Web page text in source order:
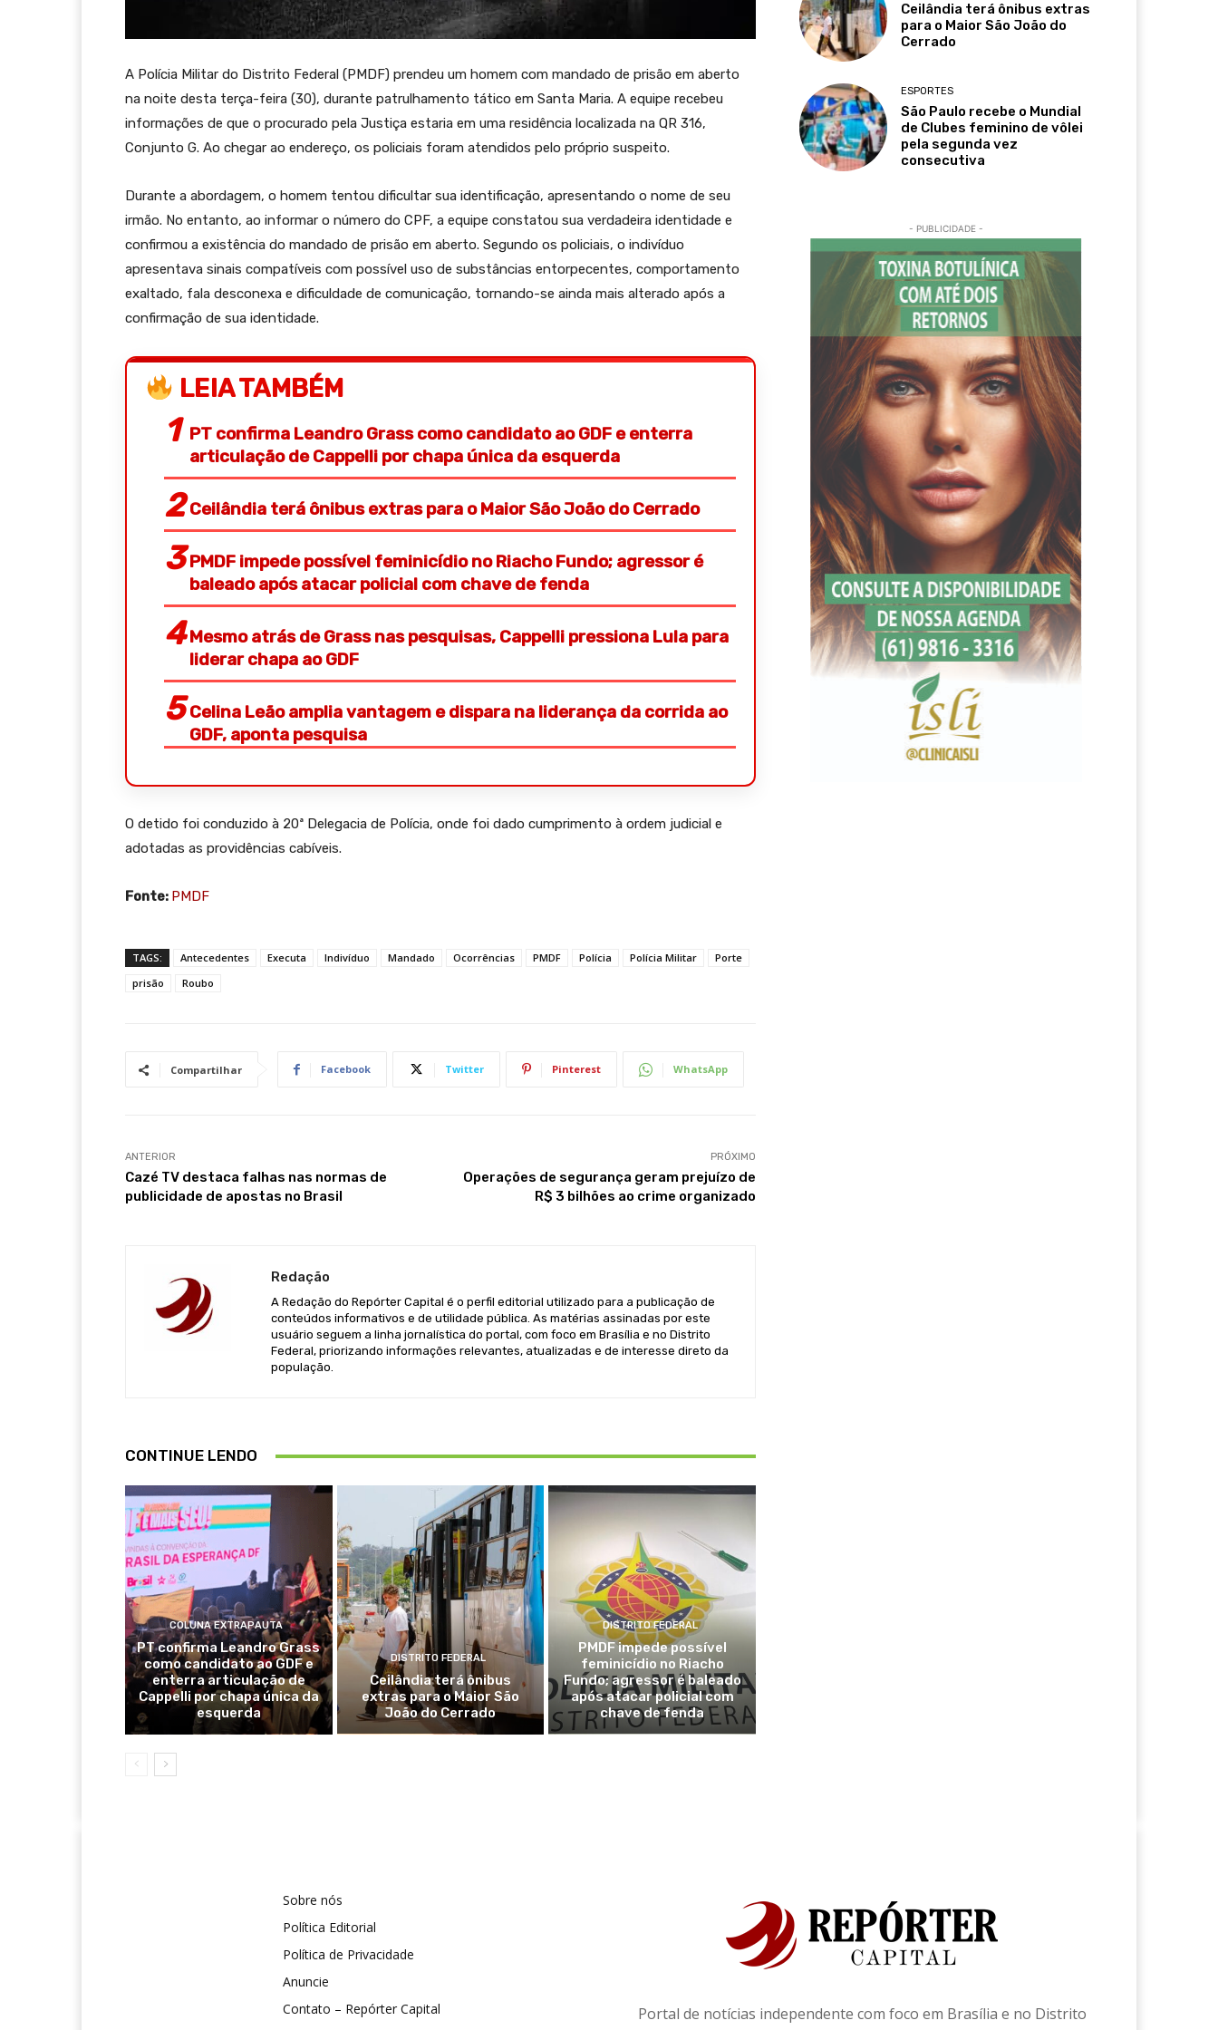
A Polícia Militar do Distrito Federal (PMDF) prendeu um homem com mandado de prisão em aberto
na noite desta terça-feira (30), durante patrulhamento tático em Santa Maria. A equipe recebeu
informações de que o procurado pela Justiça estaria em uma residência localizada na QR 316,
Conjunto G. Ao chegar ao endereço, os policiais foram atendidos pelo próprio suspeito.
Durante a abordagem, o homem tentou dificultar sua identificação, apresentando o nome de seu
irmão. No entanto, ao informar o número do CPF, a equipe constatou sua verdadeira identidade e
confirmou a existência do mandado de prisão em aberto. Segundo os policiais, o indivíduo
apresentava sinais compatíveis com possível uso de substâncias entorpecentes, comportamento
exaltado, fala desconexa e dificuldade de comunicação, tornando-se ainda mais alterado após a
confirmação de sua identidade.
LEIA TAMBÉM
PT confirma Leandro Grass como candidato ao GDF e enterra
articulação de Cappelli por chapa única da esquerda
Ceilândia terá ônibus extras para o Maior São João do Cerrado
PMDF impede possível feminicídio no Riacho Fundo; agressor é
baleado após atacar policial com chave de fenda
Mesmo atrás de Grass nas pesquisas, Cappelli pressiona Lula para
liderar chapa ao GDF
Celina Leão amplia vantagem e dispara na liderança da corrida ao
GDF, aponta pesquisa
O detido foi conduzido à 20ª Delegacia de Polícia, onde foi dado cumprimento à ordem judicial e
adotadas as providências cabíveis.
Fonte: PMDF
TAGS: Antecedentes Executa Indivíduo Mandado Ocorrências PMDF Polícia Polícia Militar
Porte
prisão
Roubo
Compartilhar Facebook Twitter Pinterest WhatsApp
ANTERIOR
Cazé TV destaca falhas nas normas de
publicidade de apostas no Brasil
PRÓXIMO
Operações de segurança geram prejuízo de
R$ 3 bilhões ao crime organizado
Redação
A Redação do Repórter Capital é o perfil editorial utilizado para a publicação de
conteúdos informativos e de utilidade pública. As matérias assinadas por este
usuário seguem a linha jornalística do portal, com foco em Brasília e no Distrito
Federal, priorizando informações relevantes, atualizadas e de interesse direto da
população.
CONTINUE LENDO
COLUNA EXTRAPAUTA
PT confirma Leandro Grass
como candidato ao GDF e
enterra articulação de
Cappelli por chapa única da
esquerda
DISTRITO FEDERAL
Ceilândia terá ônibus
extras para o Maior São
João do Cerrado
DISTRITO FEDERAL
PMDF impede possível
feminicídio no Riacho
Fundo; agressor é baleado
após atacar policial com
chave de fenda
Ceilândia terá ônibus extras
para o Maior São João do
Cerrado
ESPORTES
São Paulo recebe o Mundial
de Clubes feminino de vôlei
pela segunda vez
consecutiva
- PUBLICIDADE -
Sobre nós
Política Editorial
Política de Privacidade
Anuncie
Contato – Repórter Capital
Portal de notícias independente com foco em Brasília e no Distrito